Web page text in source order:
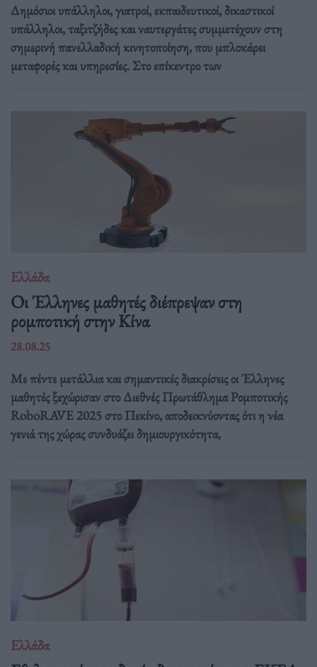
Δημόσιοι υπάλληλοι, γιατροί, εκπαιδευτικοί, δικαστικοί
υπάλληλοι, ταξιτζήδες και ναυτεργάτες συμμετέχουν στη
σημερινή πανελλαδική κινητοποίηση, που μπλοκάρει
μεταφορές και υπηρεσίες. Στο επίκεντρο των
Ελλάδα
Οι Έλληνες μαθητές διέπρεψαν στη
ρομποτική στην Κίνα
28.08.25
Με πέντε μετάλλια και σημαντικές διακρίσεις οι Έλληνες
μαθητές ξεχώρισαν στο Διεθνές Πρωτάθλημα Ρομποτικής
RoboRAVE 2025 στο Πεκίνο, αποδεικνύοντας ότι η νέα
γενιά της χώρας συνδυάζει δημιουργικότητα,
Ελλάδα